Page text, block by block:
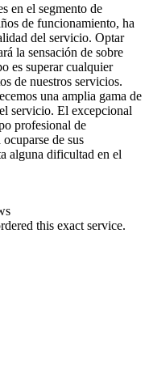
en el segmento de
de funcionamiento, ha
del servicio. Optar
la sensación de sobre
es superar cualquier
de nuestros servicios.
una amplia gama de
servicio. El excepcional
profesional de
de sus
alguna dificultad en el
this exact service.